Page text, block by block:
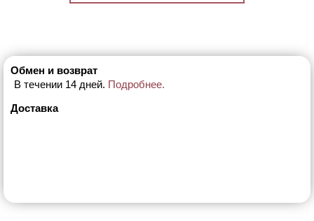
Обмен и возврат
В течении 14 дней. Подробнее.
Доставка